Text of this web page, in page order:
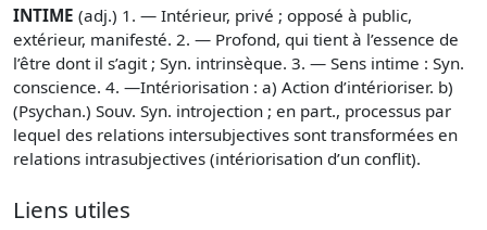
INTIME (adj.) 1. — Intérieur, privé ; opposé à public,
extérieur, manifesté. 2. — Profond, qui tient à l’essence de
l’être dont il s’agit ; Syn. intrinsèque. 3. — Sens intime : Syn.
conscience. 4. —Intériorisation : a) Action d’intérioriser. b)
(Psychan.) Souv. Syn. introjection ; en part., processus par
lequel des relations intersubjectives sont transformées en
relations intrasubjectives (intériorisation d’un conflit).
Liens utiles